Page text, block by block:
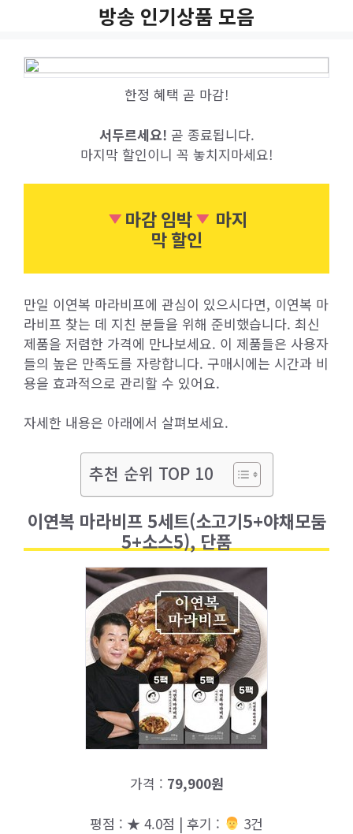
방송 인기상품 모음
한정 혜택 곧 마감!
서두르세요! 곧 종료됩니다.
마지막 할인이니 꼭 놓치지마세요!
마감 임박
마지
막 할인
만일 이연복 마라비프에 관심이 있으시다면, 이연복 마
라비프 찾는 데 지친 분들을 위해 준비했습니다. 최신
제품을 저렴한 가격에 만나보세요. 이 제품들은 사용자
들의 높은 만족도를 자랑합니다. 구매시에는 시간과 비
용을 효과적으로 관리할 수 있어요.
자세한 내용은 아래에서 살펴보세요.
추천 순위 TOP 10
이연복 마라비프 5세트(소고기5+야채모둠
5+소스5), 단품
가격 : 79,900원
평점 : ★ 4.0점 | 후기 : ‍‍ 3건